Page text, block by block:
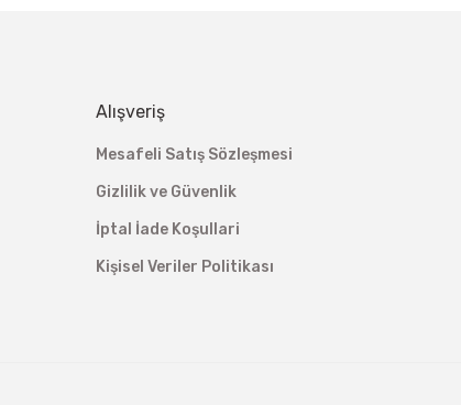
Alışveriş
Mesafeli Satış Sözleşmesi
Gizlilik ve Güvenlik
İptal İade Koşullari
Kişisel Veriler Politikası